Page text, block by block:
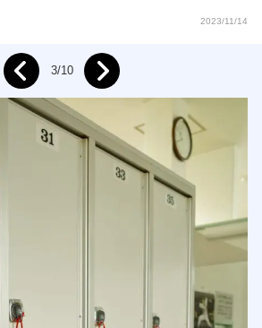
2023/11/14
3/10